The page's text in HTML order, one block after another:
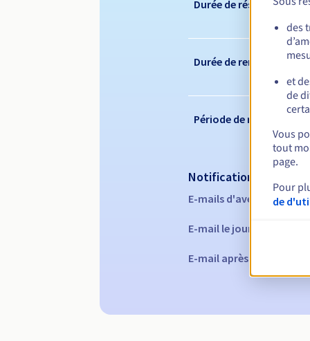
Durée de réservation
Durée de
Période de rédemption
Notifications
E-mails d'avertissement :
E-mail le jour de
E-mail après la période
des
et
de
Vous
tout
page.
Pour
de